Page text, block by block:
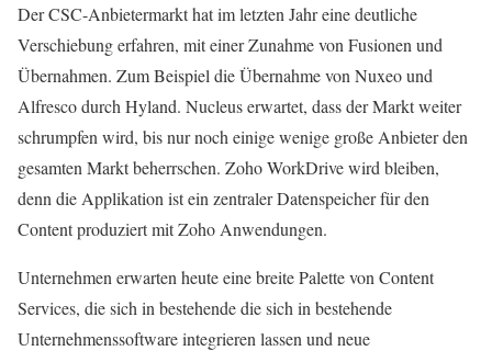
Der CSC-Anbietermarkt hat im letzten Jahr eine deutliche
Verschiebung erfahren, mit einer Zunahme von Fusionen und
Übernahmen. Zum Beispiel die Übernahme von Nuxeo und
Alfresco durch Hyland. Nucleus erwartet, dass der Markt weiter
schrumpfen wird, bis nur noch einige wenige große Anbieter den
gesamten Markt beherrschen. Zoho WorkDrive wird bleiben,
denn die Applikation ist ein zentraler Datenspeicher für den
Content produziert mit Zoho Anwendungen.
Unternehmen erwarten heute eine breite Palette von Content
Services, die sich in bestehende die sich in bestehende
Unternehmenssoftware integrieren lassen und neue